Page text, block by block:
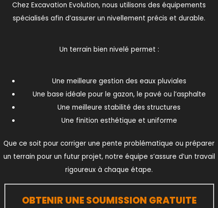
Chez Excavation Evolution, nous utilisons des équipements
spécialisés afin d’assurer un nivellement précis et durable.
Un terrain bien nivelé permet :
Une meilleure gestion des eaux pluviales
Une base idéale pour le gazon, le pavé ou l’asphalte
Une meilleure stabilité des structures
Une finition esthétique et uniforme
Que ce soit pour corriger une pente problématique ou préparer
un terrain pour un futur projet, notre équipe s’assure d’un travail
rigoureux à chaque étape.
OBTENIR UNE SOUMISSION GRATUITE